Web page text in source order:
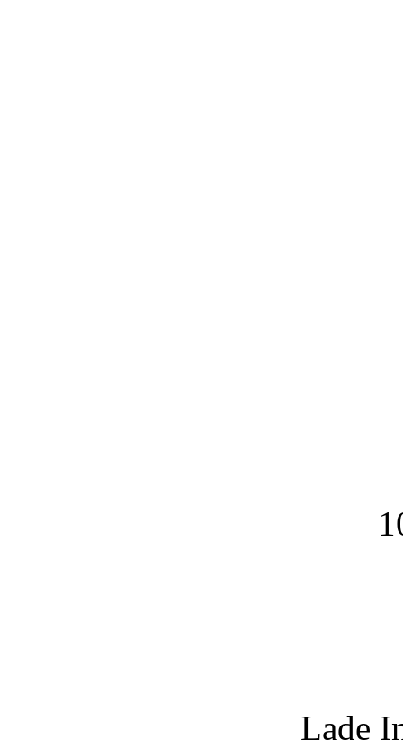
Lade